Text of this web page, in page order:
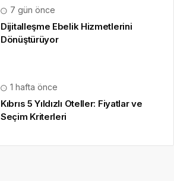
7 gün önce
Dijitalleşme Ebelik Hizmetlerini
Dönüştürüyor
1 hafta önce
Kıbrıs 5 Yıldızlı Oteller: Fiyatlar ve
Seçim Kriterleri